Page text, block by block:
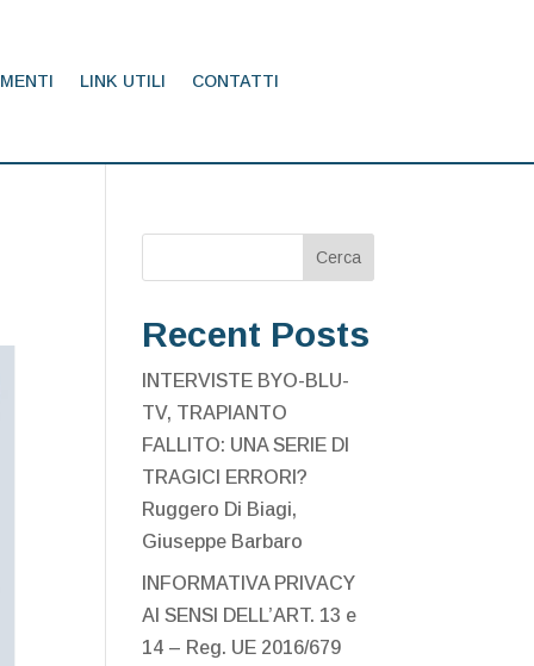
LINK UTILI CONTATTI
Cerca
Recent Posts
INTERVISTE BYO-BLU-
TV, TRAPIANTO
FALLITO: UNA SERIE DI
TRAGICI ERRORI?
Ruggero Di Biagi,
Giuseppe Barbaro
INFORMATIVA PRIVACY
AI SENSI DELL’ART. 13 e
14 – Reg. UE 2016/679